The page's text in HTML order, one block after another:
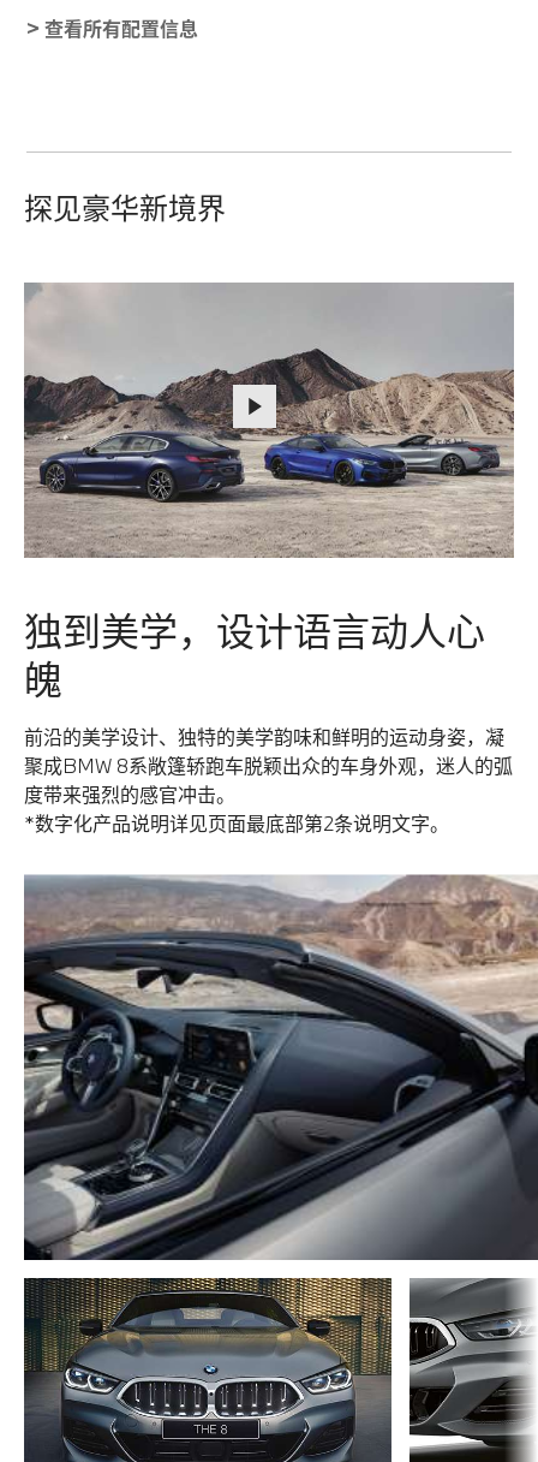
> 查看所有配置信息
探见豪华新境界
独到美学，设计语言动人心
魄
前沿的美学设计、独特的美学韵味和鲜明的运动身姿，凝
聚成BMW 8系敞篷轿跑车脱颖出众的车身外观，迷人的弧
度带来强烈的感官冲击。
*数字化产品说明详见页面最底部第2条说明文字。